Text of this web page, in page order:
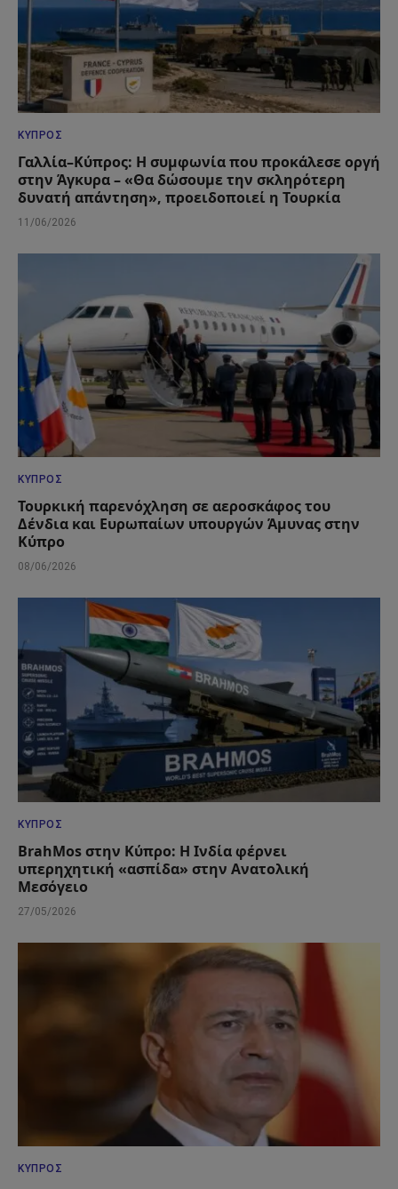
ΚΎΠΡΟΣ
Γαλλία–Κύπρος: Η συμφωνία που προκάλεσε οργή
στην Άγκυρα – «Θα δώσουμε την σκληρότερη
δυνατή απάντηση», προειδοποιεί η Τουρκία
11/06/2026
ΚΎΠΡΟΣ
Τουρκική παρενόχληση σε αεροσκάφος του
Δένδια και Ευρωπαίων υπουργών Άμυνας στην
Κύπρο
08/06/2026
ΚΎΠΡΟΣ
BrahMos στην Κύπρο: Η Ινδία φέρνει
υπερηχητική «ασπίδα» στην Ανατολική
Μεσόγειο
27/05/2026
ΚΎΠΡΟΣ